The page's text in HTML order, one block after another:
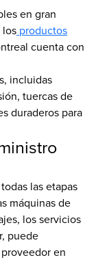
en gran
los productos
cuenta con
incluidas
tuercas de
duraderos para
las etapas
máquinas de
los servicios
puede
en